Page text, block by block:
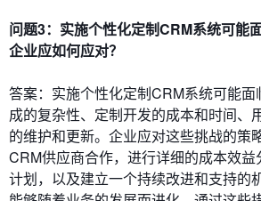
问题3：实施个性化定制CRM系统可能
企业应如何应对？
答案：实施个性化定制CRM系统可能
成的复杂性、定制开发的成本和时间、
的维护和更新。企业应对这些挑战的策
CRM供应商合作，进行详细的成本效
计划，以及建立一个持续改进和支持的